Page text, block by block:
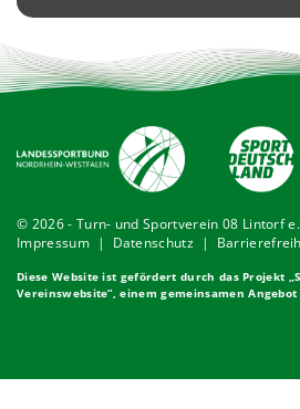
© 2026 - Turn- und Sportverein 08 Lintorf
Impressum| Datenschutz |
Diese Website ist gefördert durch das Projekt „
Vereinswebsite”, einem gemeinsamen Angebot